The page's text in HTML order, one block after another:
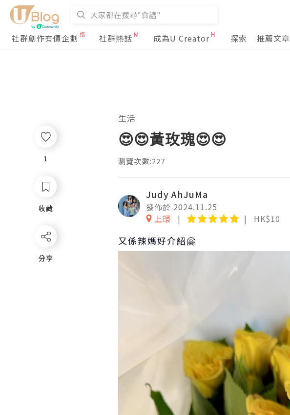
社群創作有價企劃
社群熱話 成為U Creator 探索 推薦文章
1
收藏
分享
生活
😍😍黃玫瑰😍😍
瀏覽次數:227
Judy AhJuMa
發佈於 2024.11.25
上環
HK$10
又係辣媽好介紹🤗
1
收藏
分享